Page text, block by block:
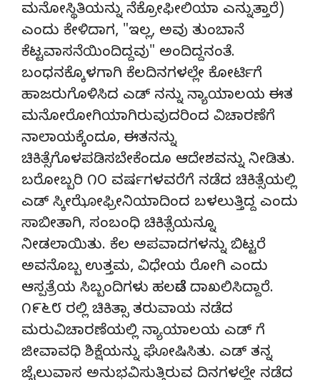
ಮನೋಸ್ಥಿತಿಯನ್ನು ನೆಕ್ರೋಫೀಲಿಯಾ ಎನ್ನುತ್ತಾರೆ)
ಎಂದು ಕೇಳಿದಾಗ, "ಇಲ್ಲ, ಅವು ತುಂಬಾನೆ
ಕೆಟ್ಟವಾಸನೆಯಿಂದಿದ್ದವು" ಅಂದಿದ್ದನಂತೆ.
ಬಂಧನಕ್ಕೊಳಗಾಗಿ ಕೆಲದಿನಗಳಲ್ಲೇ ಕೋರ್ಟಿಗೆ
ಹಾಜರುಗೊಳಿಸಿದ ಎಡ್ ನನ್ನು ನ್ಯಾಯಾಲಯ ಈತ
ಮನೋರೋಗಿಯಾಗಿರುವುದರಿಂದ ವಿಚಾರಣೆಗೆ
ನಾಲಾಯಕ್ಕೆಂದೂ, ಈತನನ್ನು
ಚಿಕಿತ್ಸೆಗೊಳಪಡಿಸಬೇಕೆಂದೂ ಆದೇಶವನ್ನು ನೀಡಿತು.
ಬರೋಬ್ಬರಿ ೧೦ ವರ್ಷಗಳವರೆಗೆ ನಡೆದ ಚಿಕಿತ್ಸೆಯಲ್ಲಿ
ಎಡ್ ಸ್ಕೀಝೋಫ್ರೀನಿಯಾದಿಂದ ಬಳಲುತ್ತಿದ್ದ ಎಂದು
ಸಾಬೀತಾಗಿ, ಸಂಬಂಧಿ ಚಿಕಿತ್ಸೆಯನ್ನೂ
ನೀಡಲಾಯಿತು. ಕೆಲ ಅಪವಾದಗಳನ್ನು ಬಿಟ್ಟರೆ
ಅವನೊಬ್ಬ ಉತ್ತಮ, ವಿಧೇಯ ರೋಗಿ ಎಂದು
ಆಸ್ಪತ್ರೆಯ ಸಿಬ್ಬಂದಿಗಳು ಹಲವೆಡೆ ದಾಖಲಿಸಿದ್ದಾರೆ.
೧೯೬೮ ರಲ್ಲಿ ಚಿಕಿತ್ಸಾ ತರುವಾಯ ನಡೆದ
ಮರುವಿಚಾರಣೆಯಲ್ಲಿ ನ್ಯಾಯಾಲಯ ಎಡ್ ಗೆ
ಜೀವಾವಧಿ ಶಿಕ್ಷೆಯನ್ನು ಘೋಷಿಸಿತು. ಎಡ್ ತನ್ನ
ಜೈಲುವಾಸ ಅನುಭವಿಸುತ್ತಿರುವ ದಿನಗಳಲ್ಲೇ ನಡೆದ